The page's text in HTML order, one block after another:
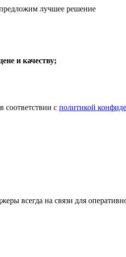
лучшее решение
и качеству;
в соответствии с политикой
всегда на связи для